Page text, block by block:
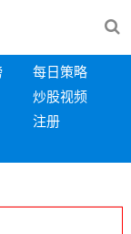
每日策略
炒股视频
注册